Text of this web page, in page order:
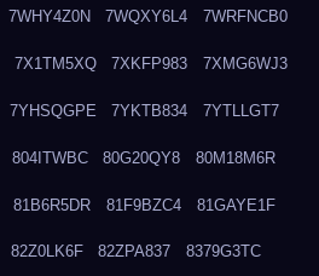
7WHY4Z0N 7WQXY6L4 7WRFNCB0
7X1TM5XQ 7XKFP983 7XMG6WJ3
7YHSQGPE 7YKTB834 7YTLLGT7
804ITWBC 80G20QY8 80M18M6R
81B6R5DR 81F9BZC4 81GAYE1F
82Z0LK6F 82ZPA837 8379G3TC